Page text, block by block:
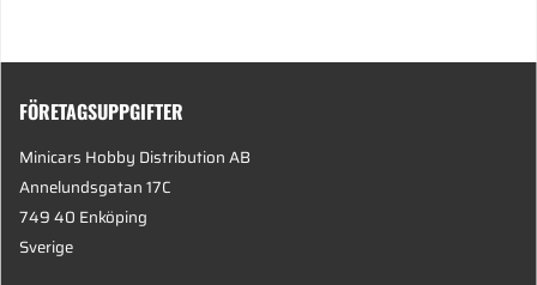
FÖRETAGSUPPGIFTER
Minicars Hobby Distribution AB
Annelundsgatan 17C
749 40 Enköping
Sverige